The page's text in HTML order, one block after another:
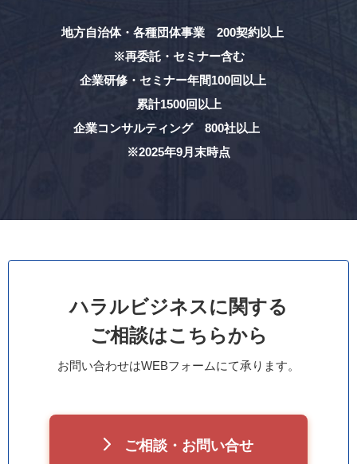
地方自治体・各種団体事業 200契約以上
※再委託・セミナー含む
企業研修・セミナー年間100回以上
累計1500回以上
企業コンサルティング 800社以上
※2025年9月末時点
ハラルビジネスに関する
ご相談はこちらから
お問い合わせはWEBフォームにて承ります。
ご相談・お問い合せ